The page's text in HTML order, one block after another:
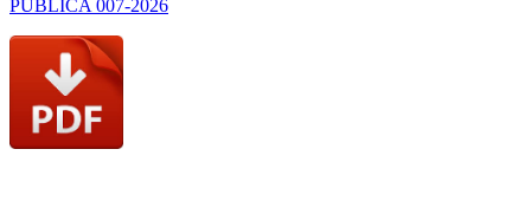
PUBLICA 007-2026